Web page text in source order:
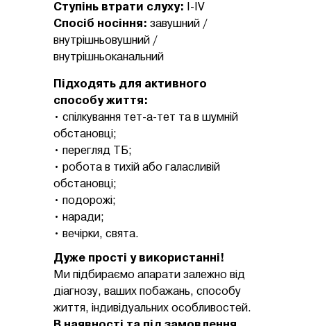
Ступінь втрати слуху: I-IV
Спосіб носіння: завушний /
внутрішньовушний /
внутрішньоканальний
Підходять для активного
способу життя:
• спілкування тет-а-тет та в шумній
обстановці;
• перегляд ТБ;
• робота в тихій або галасливій
обстановці;
• подорожі;
• наради;
• вечірки, свята.
Дуже прості у використанні!
Ми підбираємо апарати залежно від
діагнозу, ваших побажань, способу
життя, індивідуальних особливостей.